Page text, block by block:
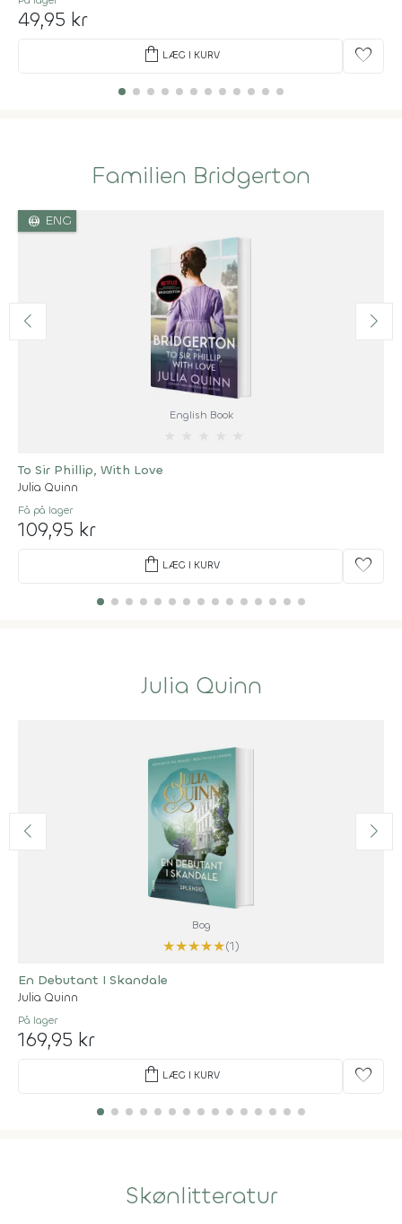
49,95 kr
shopping_bag LÆG I KURV favorite
Familien Bridgerton
language ENG
English Book
To Sir Phillip, With Love
Julia Quinn
Få på lager
109,95 kr
shopping_bag LÆG I KURV favorite
Julia Quinn
Bog
★★★★★(1)
En Debutant I Skandale
Julia Quinn
På lager
169,95 kr
shopping_bag LÆG I KURV favorite
Skønlitteratur